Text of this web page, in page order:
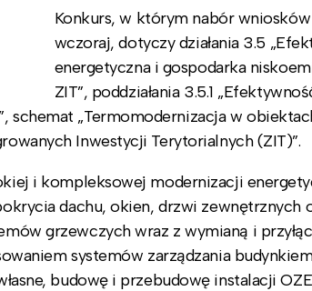
Konkurs, w którym nabór wniosków
wczoraj, dotyczy działania 3.5
energetyczna i gospodarka
ZIT”, poddziałania 3.5.1
„Termomodernizacja w
Inwestycji Terytorialnych (ZIT)”.
i kompleksowej modernizacji
dachu, okien, drzwi zewnętrznych
grzewczych wraz z wymianą i
systemów zarządzania
budowę i przebudowę instalacji